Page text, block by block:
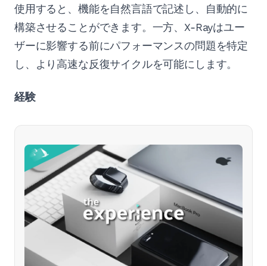
使用すると、機能を自然言語で記述し、自動的に
構築させることができます。一方、X-Rayはユー
ザーに影響する前にパフォーマンスの問題を特定
し、より高速な反復サイクルを可能にします。
経験